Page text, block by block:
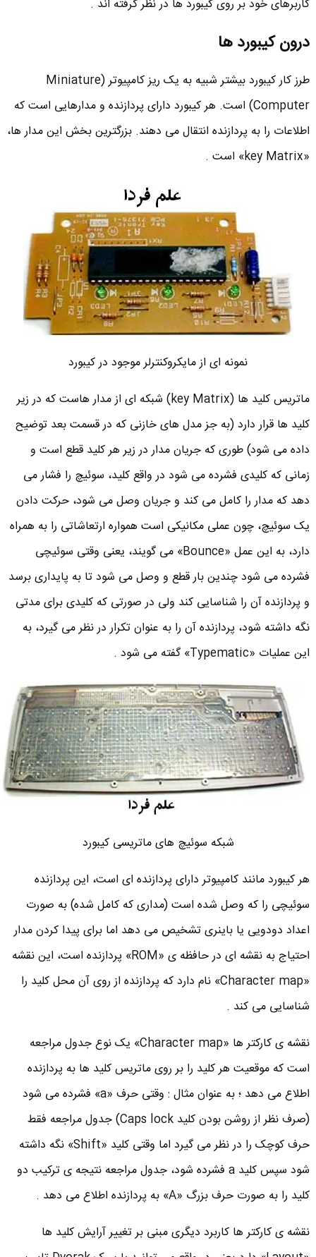
کاربرهای خود بر روی کیبورد ها در نظر گرفته اند .
درون کیبورد ها
طرز کار کیبورد بیشتر شبیه به یک ریز کامپیوتر (Miniature
Computer) است. هر کیبورد دارای پردازنده و مدارهایی است که
اطلاعات را به پردازنده انتقال می دهند. بزرگترین بخش این مدار ها،
«key Matrix» است .
نمونه ای از مایکروکنترلر موجود در کیبورد
ماتریس کلید ها (key Matrix) شبکه ای از مدار هاست که در زیر
کلید ها قرار دارد (به جز مدل های خازنی که در قسمت بعد توضیح
داده می شود) طوری که جریان مدار در زیر هر کلید قطع است و
زمانی که کلیدی فشرده می شود در واقع کلید، سوئیچ را فشار می
دهد که مدار را کامل می کند و جریان وصل می شود، حرکت دادن
یک سوئیچ، چون عملی مکانیکی است همواره ارتعاشاتی را به همراه
دارد، به این عمل «Bounce» می گویند، یعنی وقتی سوئیچی
فشرده می شود چندین بار قطع و وصل می شود تا به پایداری برسد
و پردازنده آن را شناسایی کند ولی در صورتی که کلیدی برای مدتی
نگه داشته شود، پردازنده آن را به عنوان تکرار در نظر می گیرد، به
این عملیات «Typematic» گفته می شود .
شبکه سوئیچ های ماتریسی کیبورد
هر کیبورد مانند کامپیوتر دارای پردازنده ای است، این پردازنده
سوئیچی را که وصل شده است (مداری که کامل شده) به صورت
اعداد دودویی یا باینری تشخیص می دهد اما برای پیدا کردن مدار
احتیاج به نقشه ای در حافظه ی «ROM» پردازنده است، این نقشه
«Character map» نام دارد که پردازنده از روی آن محل کلید را
شناسایی می کند .
نقشه ی کارکتر ها «Character map» یک نوع جدول مراجعه
است که موقعیت هر کلید را بر روی ماتریس کلید ها به پردازنده
اطلاع می دهد ؛ به عنوان مثال : وقتی حرف «a» فشرده می شود
(صرف نظر از روشن بودن کلید Caps lock) جدول مراجعه فقط
حرف کوچک را در نظر می گیرد اما وقتی کلید «Shift» نگه داشته
شود سپس کلید a فشرده شود، جدول مراجعه نتیجه ی ترکیب دو
کلید را به صورت حرف بزرگ «A» به پردازنده اطلاع می دهد .
نقشه ی کارکتر ها کاربرد دیگری مبنی بر تغییر آرایش کلید ها